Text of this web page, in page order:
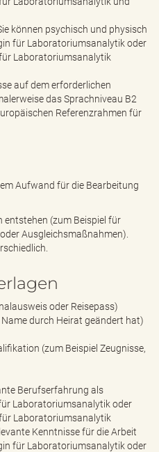
können psychisch und physisch
für Laboratoriumsanalytik oder
Laboratoriumsanalytik
auf dem erforderlichen
das Sprachniveau B2
Referenzrahmen für
Aufwand für die Bearbeitung
entstehen (zum Beispiel für
Ausgleichsmaßnahmen).
oder Reisepass)
durch Heirat geändert hat)
(zum Beispiel Zeugnisse,
Berufserfahrung als
Laboratoriumsanalytik oder
Laboratoriumsanalytik
Kenntnisse für die Arbeit
für Laboratoriumsanalytik oder